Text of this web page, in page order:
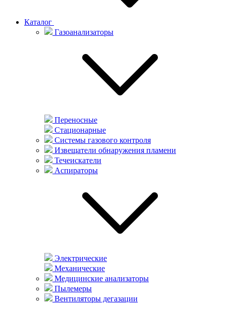
Каталог
Газоанализаторы
Переносные
Стационарные
Системы газового контроля
Извещатели обнаружения пламени
Течеискатели
Аспираторы
Электрические
Механические
Медицинские анализаторы
Пылемеры
Вентиляторы дегазации